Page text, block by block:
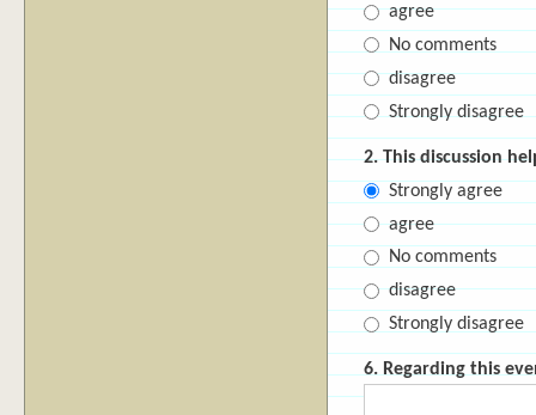
agree
No comments
disagree
Strongly disagree
2. This discussion
Strongly agree
agree
No comments
disagree
Strongly disagree
6. Regarding this